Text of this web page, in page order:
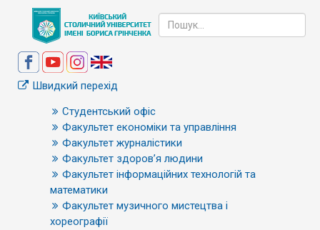
Швидкий перехід
Студентський офіс
Факультет економіки та управління
Факультет журналістики
Факультет здоров’я людини
Факультет інформаційних технологій та
математики
Факультет музичного мистецтва і
хореографії